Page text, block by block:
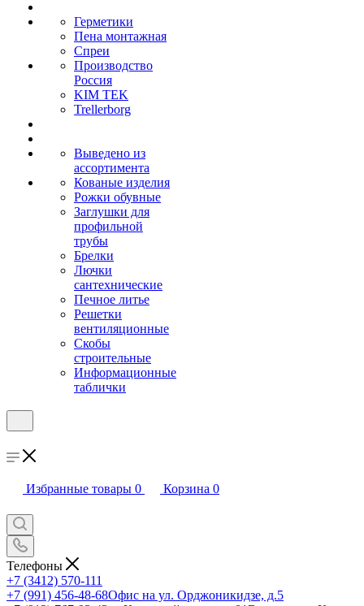
Герметики
Пена монтажная
Спреи
Производство
Россия
KIM TEK
Trellerborg
Выведено из
ассортимента
Кованые изделия
Рожки обувные
Заглушки для
профильной
трубы
Брелки
Лючки
сантехнические
Печное литье
Решетки
вентиляционные
Скобы
строительные
Информационные
таблички
Избранные товары 0 Корзина 0
Телефоны
+7 (3412) 570-111
+7 (991) 456-48-68Офис на ул. Орджоникидзе, д.5